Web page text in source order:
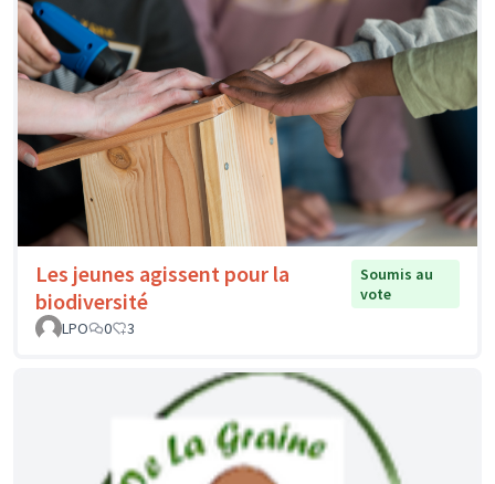
Les jeunes agissent pour la
biodiversité
Soumis au
vote
LPO
0 3